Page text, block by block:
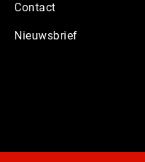
Contact
Nieuwsbrief